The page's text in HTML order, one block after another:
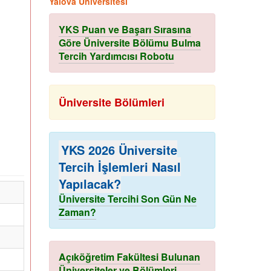
YKS Puan ve Başarı Sırasına
Göre Üniversite Bölümu Bulma
Tercih Yardımcısı Robotu
Üniversite Bölümleri
YKS 2026 Üniversite
Tercih İşlemleri Nasıl
Yapılacak?
Üniversite Tercihi Son Gün Ne
Zaman?
Açıköğretim Fakültesi Bulunan